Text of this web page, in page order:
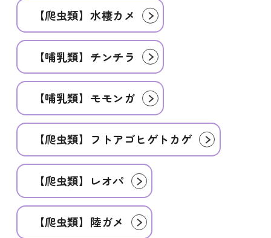
【爬虫類】水棲カメ
【哺乳類】チンチラ
【哺乳類】モモンガ
【爬虫類】フトアゴヒゲトカゲ
【爬虫類】レオパ
【爬虫類】陸ガメ